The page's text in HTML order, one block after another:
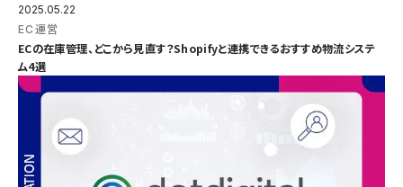
2025.05.22
EC運営
ECの在庫管理、どこから見直す？Shopifyと連携できるおすすめ物流システ
ム4選